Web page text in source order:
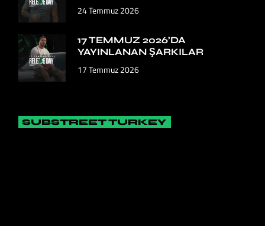
24 Temmuz 2026
17 TEMMUZ 2026’DA
YAYINLANAN ŞARKILAR
17 Temmuz 2026
SUBSTREET TURKEY